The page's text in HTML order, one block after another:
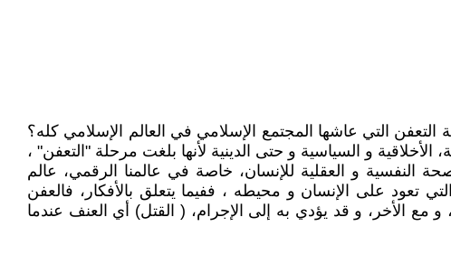
التي عاشها المجتمع الإسلامي في العالم الإسلامي كله؟
و السياسية و حتى الدينية لأنها بلغت مرحلة "التعفن" ،
النفسية و العقلية للإنسان، خاصة في عالمنا الرقمي، عالم
تعود على الإنسان و محيطه ، ففيما يتعلق بالأفكار، فالعفن
الأخر، و قد يؤدي به إلى الإجرام، ( القتل) أي العنف عندما